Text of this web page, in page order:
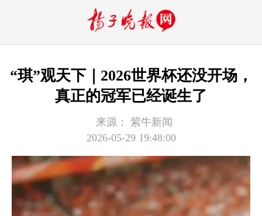
“琪”观天下｜2026世界杯还没开场，
真正的冠军已经诞生了
来源：
紫牛新闻
2026-05-29 19:48:00